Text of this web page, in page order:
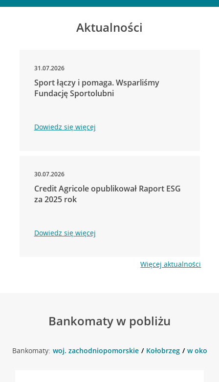
Aktualności
31.07.2026
Sport łączy i pomaga. Wsparliśmy
Fundację Sportolubni
Dowiedz się więcej
30.07.2026
Credit Agricole opublikował Raport ESG
za 2025 rok
Dowiedz się więcej
Więcej aktualności
Bankomaty w pobliżu
Bankomaty: woj. zachodniopomorskie Kołobrzeg w okolicy